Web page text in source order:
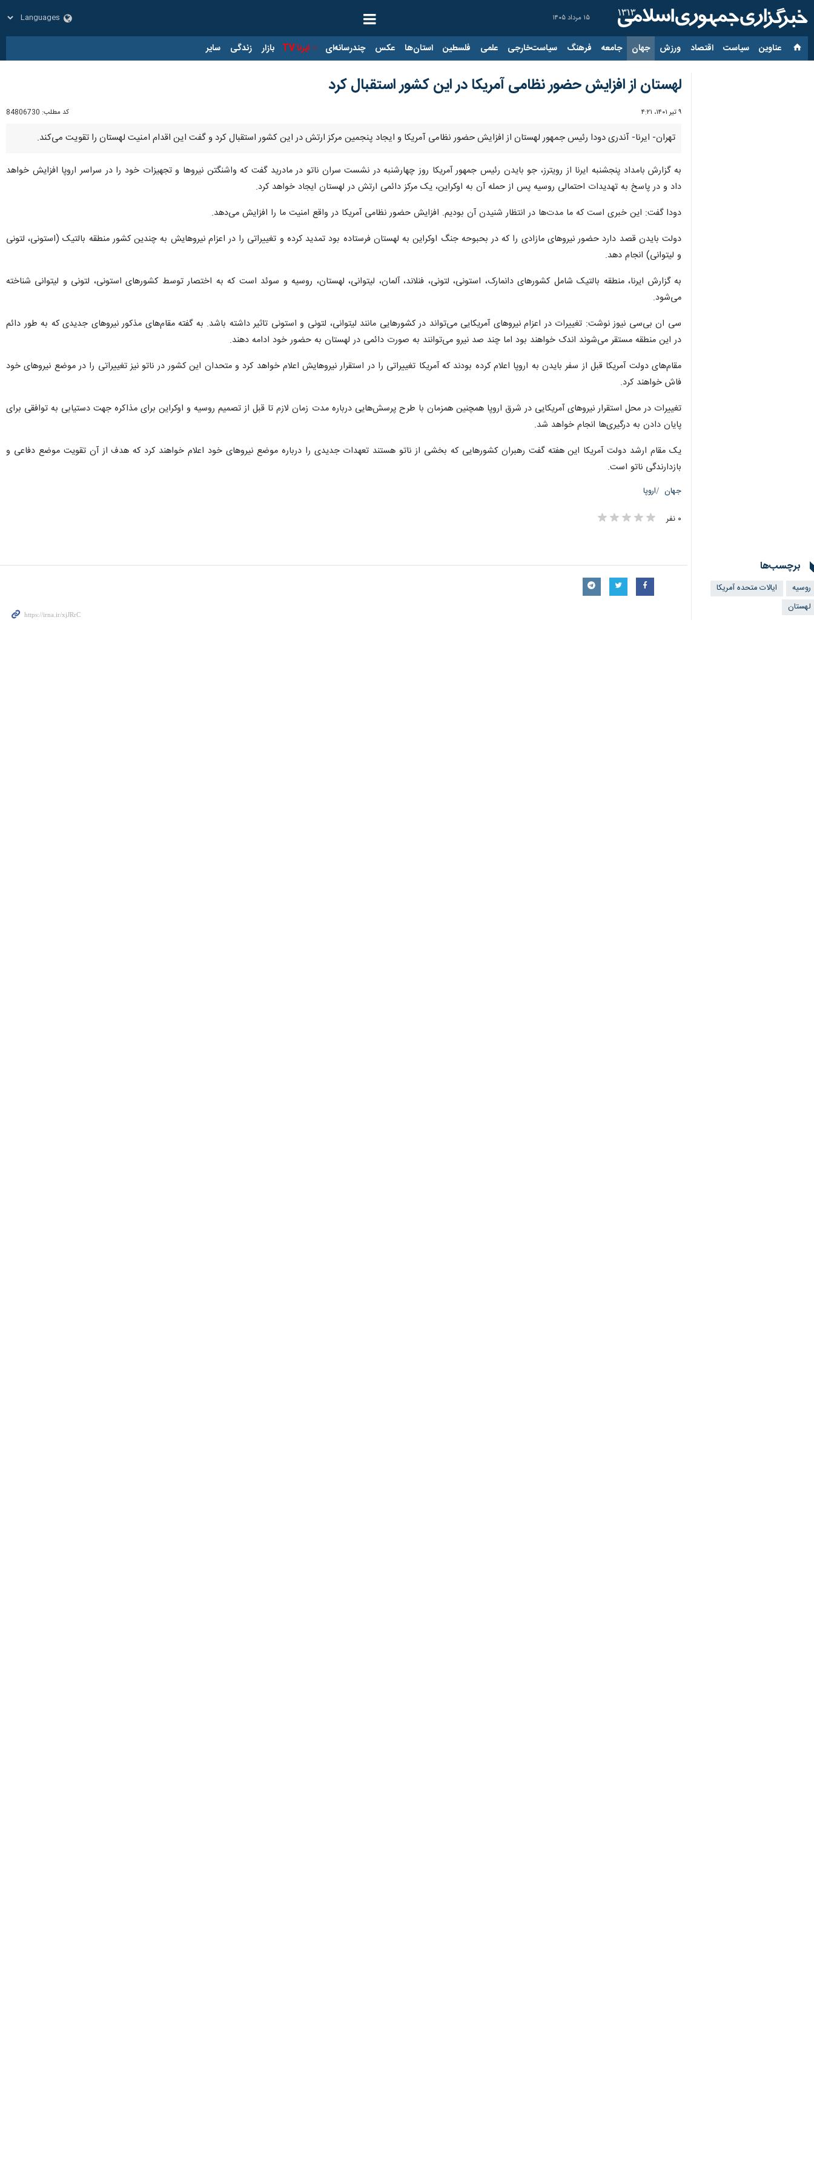
۱۵ مرداد ۱۴۰۵
عناوین‌ سیاست اقتصاد ورزش جهان جامعه فرهنگ سیاست‌خارجی علمی فلسطین استان‌ها عکس چندرسانه‌ای ایرنا TV بازار زندگی سایر
لهستان از افزایش حضور نظامی آمریکا در این کشور استقبال کرد
۹ تیر ۱۴۰۱، ۴:۲۱ کد مطلب: 84806730
تهران- ایرنا- آندری دودا رئیس جمهور لهستان از افزایش حضور نظامی آمریکا و ایجاد پنجمین مرکز ارتش در این کشور استقبال کرد و گفت این اقدام امنیت لهستان را تقویت می‌کند.
به گزارش بامداد پنجشنبه ایرنا از رویترز، جو بایدن رئیس جمهور آمریکا روز چهارشنبه در نشست سران ناتو در مادرید گفت که واشنگتن نیروها و تجهیزات خود را در سراسر اروپا افزایش خواهد
داد و در پاسخ به تهدیدات احتمالی روسیه پس از حمله آن به اوکراین، یک مرکز دائمی ارتش در لهستان ایجاد خواهد کرد.
دودا گفت: این خبری است که ما مدت‌ها در انتظار شنیدن آن بودیم. افزایش حضور نظامی آمریکا در واقع امنیت ما را افزایش می‌دهد.
دولت بایدن قصد دارد حضور نیروهای مازادی را که در بحبوحه جنگ اوکراین به لهستان فرستاده بود تمدید کرده و تغییراتی را در اعزام نیروهایش به چندین کشور منطقه بالتیک (استونی، لتونی
و لیتوانی) انجام دهد.
به گزارش ایرنا، منطقه بالتیک شامل کشورهای دانمارک، استونی، لتونی، فنلاند، آلمان، لیتوانی، لهستان، روسیه و سوئد است که به اختصار توسط کشورهای استونی، لتونی و لیتوانی شناخته
می‌شود.
سی ان بی‌سی نیوز نوشت: تغییرات در اعزام نیروهای آمریکایی می‌تواند در کشورهایی مانند لیتوانی، لتونی و استونی تاثیر داشته باشد. به گفته مقام‌های مذکور نیروهای جدیدی که به طور دائم
در این منطقه مستقر می‌شوند اندک خواهند بود اما چند صد نیرو می‌توانند به صورت دائمی در لهستان به حضور خود ادامه دهند.
مقام‌های دولت آمریکا قبل از سفر بایدن به اروپا اعلام کرده بودند که آمریکا تغییراتی را در استقرار نیروهایش اعلام خواهد کرد و متحدان این کشور در ناتو نیز تغییراتی را در موضع نیروهای خود
فاش خواهند کرد.
تغییرات در محل استقرار نیروهای آمریکایی در شرق اروپا همچنین همزمان با طرح پرسش‌هایی درباره مدت زمان لازم تا قبل از تصمیم روسیه و اوکراین برای مذاکره جهت دستیابی به توافقی برای
پایان دادن به درگیری‌ها انجام خواهد شد.
یک مقام ارشد دولت آمریکا این هفته گفت رهبران کشورهایی که بخشی از ناتو هستند تعهدات جدیدی را درباره موضع نیروهای خود اعلام خواهند کرد که هدف از آن تقویت موضع دفاعی و
بازدارندگی ناتو است.
جهان اروپا
۰ نفر
برچسب‌ها
روسیه
ایالات متحده آمریکا
لهستان